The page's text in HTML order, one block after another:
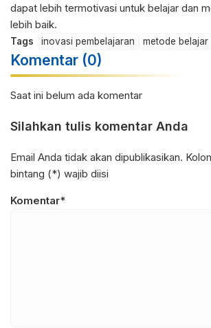
dapat lebih termotivasi untuk belajar dan
lebih baik.
Tags inovasi pembelajaran metode belajar
Komentar (0)
Saat ini belum ada komentar
Silahkan tulis komentar Anda
Email Anda tidak akan dipublikasikan.
bintang (*) wajib diisi
Komentar*